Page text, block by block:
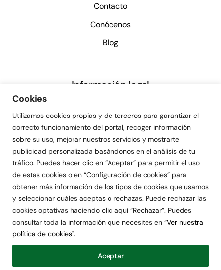
Cookies
Utilizamos cookies propias y de terceros para garantizar el
correcto funcionamiento del portal, recoger información
sobre su uso, mejorar nuestros servicios y mostrarte
publicidad personalizada basándonos en el análisis de tu
tráfico. Puedes hacer clic en “Aceptar” para permitir el uso
de estas cookies o en “Configuración de cookies” para
obtener más información de los tipos de cookies que usamos
y seleccionar cuáles aceptas o rechazas. Puede rechazar las
cookies optativas haciendo clic aquí “Rechazar”. Puedes
consultar toda la información que necesites en “Ver nuestra
política de cookies".
Aceptar
Contacto
Conócenos
Blog
Información legal
Aviso legal
Política de privacidad
Política de cookies
© 2026 • Academia Darwin (Salamanca)
Llámanos
informacion@academiadarwin.com